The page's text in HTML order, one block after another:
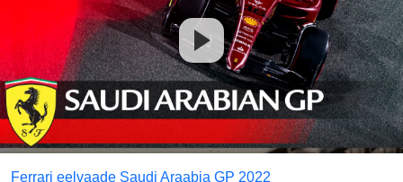
Ferrari eelvaade Saudi Araabia GP 2022